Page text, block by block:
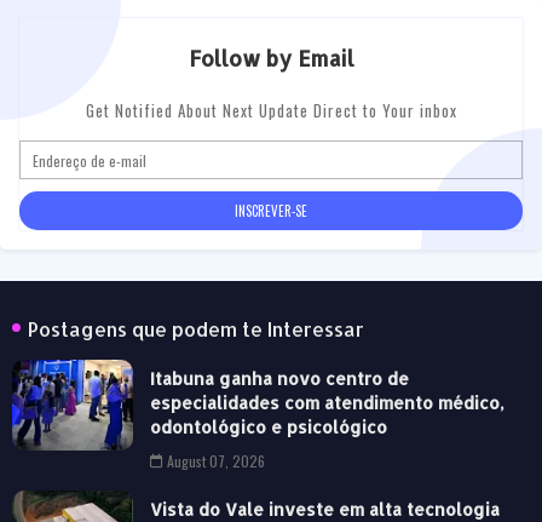
Follow by Email
Get Notified About Next Update Direct to Your inbox
Postagens que podem te Interessar
Itabuna ganha novo centro de
especialidades com atendimento médico,
odontológico e psicológico
August 07, 2026
Vista do Vale investe em alta tecnologia